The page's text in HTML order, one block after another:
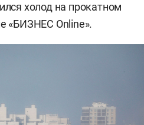
холод на прокатном
«БИЗНЕС Online».